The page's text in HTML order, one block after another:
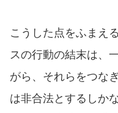
こうした点をふまえ
スの行動の結末は、
がら、それらをつな
は非合法とするしか